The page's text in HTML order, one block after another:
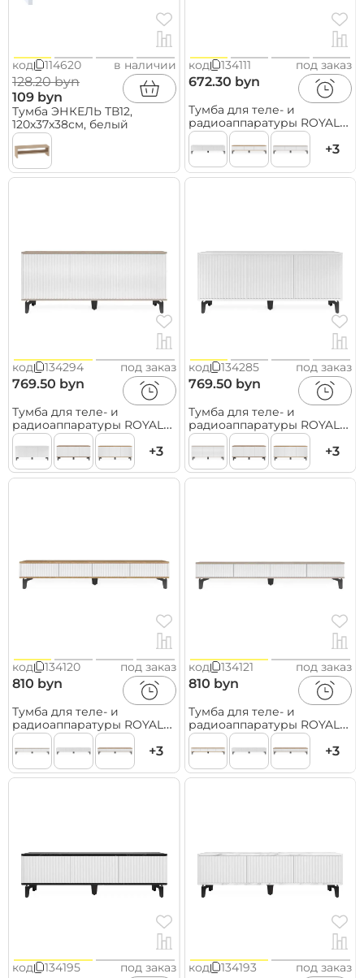
код 114620 в наличии
128.20 byn
109 byn
Тумба ЭНКЕЛЬ ТВ12,
120х37х38см, белый
код 134111 под заказ
672.30 byn
Тумба для теле- и
радиоаппаратуры ROYAL
5021 эко, Дуб Веллингтон-
Черный
+3
код 134294 под заказ
769.50 byn
Тумба для теле- и
радиоаппаратуры ROYAL
5041 эко, Макиато-Черный
+3
код 134285 под заказ
769.50 byn
Тумба для теле- и
радиоаппаратуры ROYAL
5041 эко, Белый-Черный
+3
код 134120 под заказ
810 byn
Тумба для теле- и
радиоаппаратуры ROYAL
5027 эко, Дуб Кантри-
Черный
+3
код 134121 под заказ
810 byn
Тумба для теле- и
радиоаппаратуры ROYAL
5027 эко, Макиато-Черный
+3
код 134195 под заказ код 134193 под заказ